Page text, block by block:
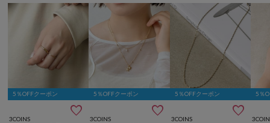
5％OFFクーポン

3COINS
5％OFFクーポン

3COINS
5％OFFクーポン

3COINS
5％